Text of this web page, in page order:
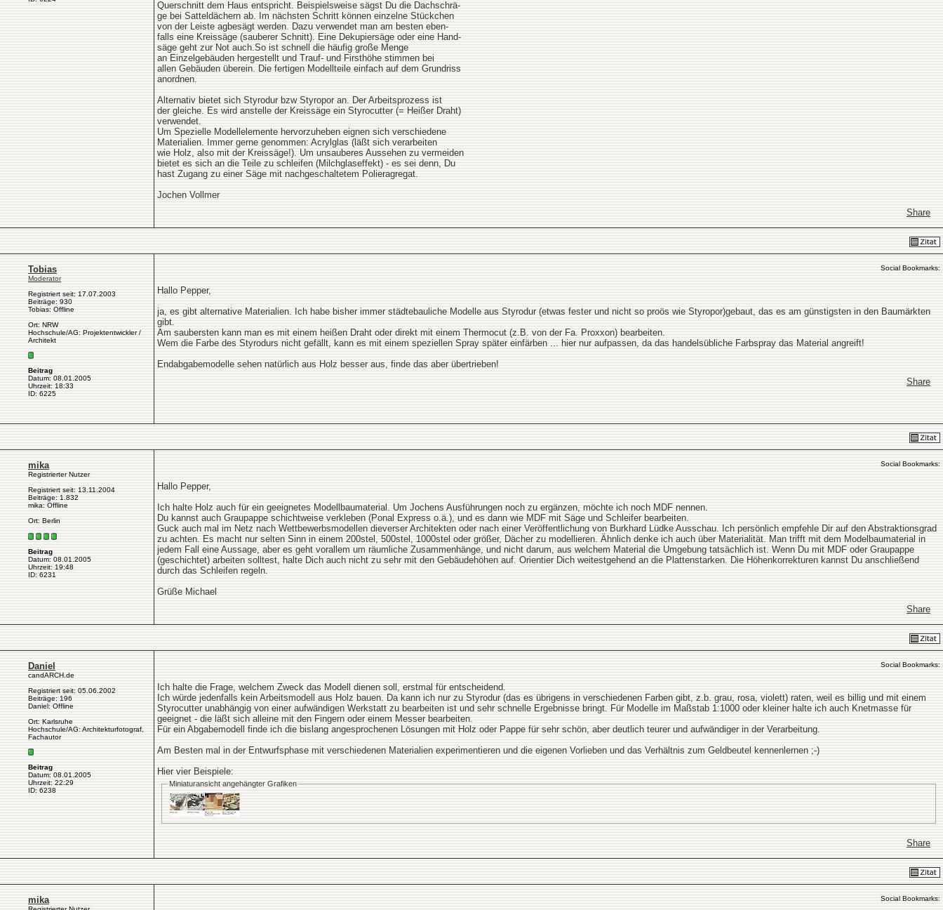
Querschnitt dem Haus entspricht. Beispielsweise sägst Du die Dachschrä-
ge bei Satteldächern ab. Im nächsten Schritt können einzelne Stückchen
von der Leiste agbesägt werden. Dazu verwendet man am besten eben-
falls eine Kreissäge (sauberer Schnitt). Eine Dekupiersäge oder eine Hand-
säge geht zur Not auch.So ist schnell die häufig große Menge
an Einzelgebäuden hergestellt und Trauf- und Firsthöhe stimmen bei
allen Gebäuden überein. Die fertigen Modellteile einfach auf dem Grundriss
anordnen.
Alternativ bietet sich Styrodur bzw Styropor an. Der Arbeitsprozess ist
der gleiche. Es wird anstelle der Kreissäge ein Styrocutter (= Heißer Draht)
verwendet.
Um Spezielle Modellelemente hervorzuheben eignen sich verschiedene
Materialien. Immer gerne genommen: Acrylglas (läßt sich verarbeiten
wie Holz, also mit der Kreissäge!). Um unsauberes Aussehen zu vermeiden
bietet es sich an die Teile zu schleifen (Milchglaseffekt) - es sei denn, Du
hast Zugang zu einer Säge mit nachgeschaltetem Polieragregat.
Jochen Vollmer
Share
Tobias
Moderator
Registriert seit: 17.07.2003
Beiträge: 930
Tobias: Offline
Ort: NRW
Hochschule/AG: Projektentwickler /
Architekt
Beitrag
Datum: 08.01.2005
Uhrzeit: 18:33
ID: 6225
Social Bookmarks:
Hallo Pepper,
ja, es gibt alternative Materialien. Ich habe bisher immer städtebauliche Modelle aus Styrodur (etwas fester und nicht so proös wie Styropor)gebaut, das es am günstigsten in den Baumärkten
gibt.
Am saubersten kann man es mit einem heißen Draht oder direkt mit einem Thermocut (z.B. von der Fa. Proxxon) bearbeiten.
Wem die Farbe des Styrodurs nicht gefällt, kann es mit einem speziellen Spray später einfärben ... hier nur aufpassen, da das handelsübliche Farbspray das Material angreift!
Endabgabemodelle sehen natürlich aus Holz besser aus, finde das aber übertrieben!
Share
mika
Registrierter Nutzer
Registriert seit: 13.11.2004
Beiträge: 1.832
mika: Offline
Ort: Berlin
Beitrag
Datum: 08.01.2005
Uhrzeit: 19:48
ID: 6231
Social Bookmarks:
Hallo Pepper,
Ich halte Holz auch für ein geeignetes Modellbaumaterial. Um Jochens Ausführungen noch zu ergänzen, möchte ich noch MDF nennen.
Du kannst auch Graupappe schichtweise verkleben (Ponal Express o.ä.), und es dann wie MDF mit Säge und Schleifer bearbeiten.
Guck auch mal im Netz nach Wettbewerbsmodellen dieverser Architekten oder nach einer Veröffentlichung von Burkhard Lüdke Ausschau. Ich persönlich empfehle Dir auf den Abstraktionsgrad
zu achten. Es macht nur selten Sinn in einem 200stel, 500stel, 1000stel oder größer, Dächer zu modellieren. Ähnlich denke ich auch über Materialität. Man trifft mit dem Modelbaumaterial in
jedem Fall eine Aussage, aber es geht vorallem um räumliche Zusammenhänge, und nicht darum, aus welchem Material die Umgebung tatsächlich ist. Wenn Du mit MDF oder Graupappe
(geschichtet) arbeiten solltest, halte Dich auch nicht zu sehr mit den Gebäudehöhen auf. Orientier Dich weitestgehend an die Plattenstarken. Die Höhenkorrekturen kannst Du anschließend
durch das Schleifen regeln.
Grüße Michael
Share
Daniel
candARCH.de
Registriert seit: 05.06.2002
Beiträge: 196
Daniel: Offline
Ort: Karlsruhe
Hochschule/AG: Architekturfotograf,
Fachautor
Beitrag
Datum: 08.01.2005
Uhrzeit: 22:29
ID: 6238
Social Bookmarks:
Ich halte die Frage, welchem Zweck das Modell dienen soll, erstmal für entscheidend.
Ich würde jedenfalls kein Arbeitsmodell aus Holz bauen. Da kann ich nur zu Styrodur (das es übrigens in verschiedenen Farben gibt, z.b. grau, rosa, violett) raten, weil es billig und mit einem
Styrocutter unabhängig von einer aufwändigen Werkstatt zu bearbeiten ist und sehr schnelle Ergebnisse bringt. Für Modelle im Maßstab 1:1000 oder kleiner halte ich auch Knetmasse für
geeignet - die läßt sich alleine mit den Fingern oder einem Messer bearbeiten.
Für ein Abgabemodell finde ich die bislang angesprochenen Lösungen mit Holz oder Pappe für sehr schön, aber deutlich teurer und aufwändiger in der Verarbeitung.
Am Besten mal in der Entwurfsphase mit verschiedenen Materialien experimentieren und die eigenen Vorlieben und das Verhältnis zum Geldbeutel kennenlernen ;-)
Hier vier Beispiele:
Miniaturansicht angehängter Grafiken
Share
mika Social Bookmarks: